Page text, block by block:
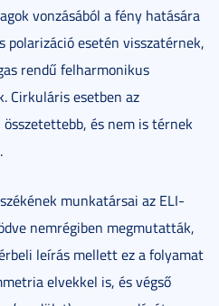
vonzásából a fény hatására
polarizáció esetén visszatérnek,
rendű felharmonikus
Cirkuláris esetben az
és nem is térnek
munkatársai az ELI-
nemrégiben megmutatták,
leírás mellett ez a folyamat
elvekkel is, és végső